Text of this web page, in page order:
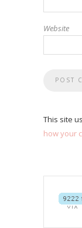
Website
This site
how your